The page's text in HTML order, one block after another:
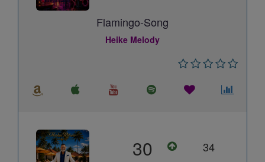
Flamingo-Song
Heike Melody
30 34